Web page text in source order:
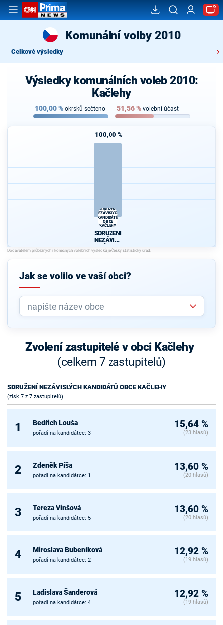
Komunální volby 2010
Celkové výsledky
Výsledky komunálních voleb 2010:
Kačlehy
100,00% okrsků sečteno 51,56% volební účast
100,00 %
SDRUŽENÍ
NEZÁVISLÝCH
KANDIDÁTŮ
OBCE
KAČLEHY
SDRUŽENÍ
NEZÁVISL
ÝCH
KANDIDÁT
Ů OBCE
Jak se volilo ve vaší obci?
Zvolení zastupitelé v obci Kačlehy
(celkem 7 zastupitelů)
SDRUŽENÍ NEZÁVISLÝCH KANDIDÁTŮ OBCE KAČLEHY
(zisk 7 z 7 zastupitelů)
1 Bedřich Louša
pořadí na kandidátce: 3
15,64 %
(23 hlasů)
2 Zdeněk Píša
pořadí na kandidátce: 1
13,60 %
(20 hlasů)
3 Tereza Vinšová
pořadí na kandidátce: 5
13,60 %
(20 hlasů)
4 Miroslava Bubeníková
pořadí na kandidátce: 2
12,92 %
(19 hlasů)
5 Ladislava Šanderová
pořadí na kandidátce: 4
12,92 %
(19 hlasů)